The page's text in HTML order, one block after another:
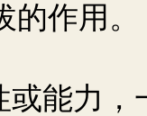
作用。
或能力，